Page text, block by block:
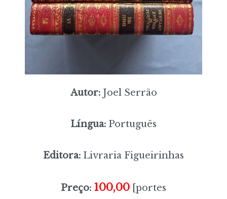
Autor:Joel Serrão
Língua: Português
Editora: Livraria Figueirinhas
Preço: 100,00 [portes